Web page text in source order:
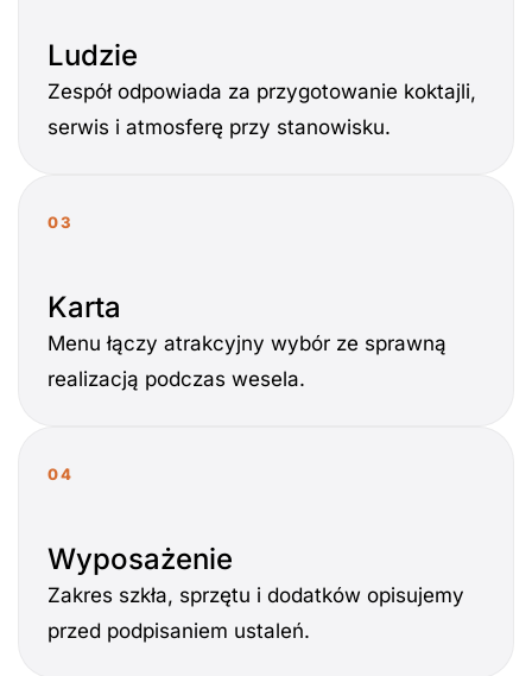
Ludzie
Zespół odpowiada za przygotowanie koktajli,
serwis i atmosferę przy stanowisku.
03
Karta
Menu łączy atrakcyjny wybór ze sprawną
realizacją podczas wesela.
04
Wyposażenie
Zakres szkła, sprzętu i dodatków opisujemy
przed podpisaniem ustaleń.